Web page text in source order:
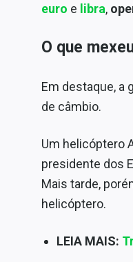
euro e libra,
O que
Em destaque, a
de câmbio.
Um helicóptero
presidente dos
Mais tarde,
helicóptero.
LEIA MAIS: